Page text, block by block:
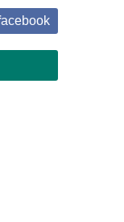
facebook